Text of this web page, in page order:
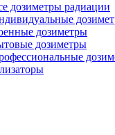
дозиметры радиации
дозиметры
дозиметры